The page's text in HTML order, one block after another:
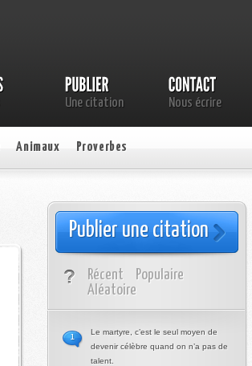
Une citation Nous écrire
Animaux Proverbes
Publier une citation
Récent
Populaire
Aléatoire
Le martyre, c’est le seul moyen de
devenir célèbre quand on n’a pas de
talent.
1